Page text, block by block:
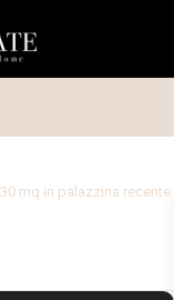
mq in palazzina recente